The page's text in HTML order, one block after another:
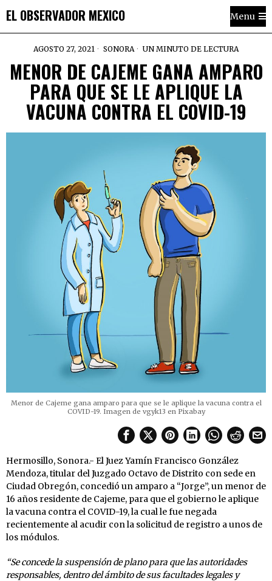
EL OBSERVADOR MEXICO Menu
AGOSTO 27, 2021 SONORA UN MINUTO DE LECTURA
MENOR DE CAJEME GANA AMPARO
PARA QUE SE LE APLIQUE LA
VACUNA CONTRA EL COVID-19
Menor de Cajeme gana amparo para que se le aplique la vacuna contra el
COVID-19. Imagen de vgyk13 en Pixabay
Hermosillo, Sonora.- El Juez Yamín Francisco González
Mendoza, titular del Juzgado Octavo de Distrito con sede en
Ciudad Obregón, concedió un amparo a “Jorge”, un menor de
16 años residente de Cajeme, para que el gobierno le aplique
la vacuna contra el COVID-19, la cual le fue negada
recientemente al acudir con la solicitud de registro a unos de
los módulos.
“Se concede la suspensión de plano para que las autoridades
responsables, dentro del ámbito de sus facultades legales y